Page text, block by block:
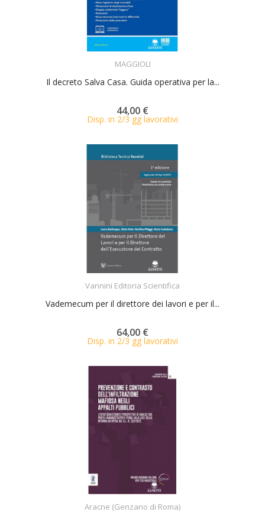
MAGGIOLI
Il decreto Salva Casa. Guida operativa per la...
44,00 €
Disp. in 2/3 gg lavorativi
Vannini Editoria Scientifica
Vademecum per il direttore dei lavori e per il...
64,00 €
Disp. in 2/3 gg lavorativi
Aracne (Genzano di Roma)